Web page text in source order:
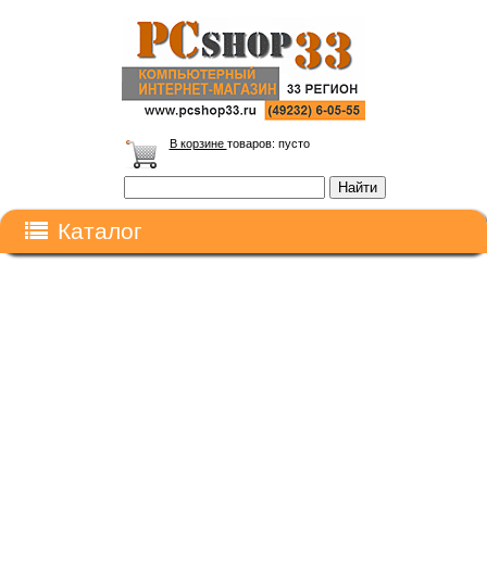
В корзине товаров: пусто
Каталог